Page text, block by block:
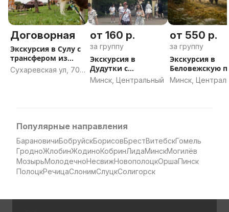
Договорная
Экскурсия в Сулу с
трансфером из
Минска
Сухаревская ул, 70,
от 160 р.
за группу
Экскурсия в
Дудутки с
трансфером из
Минска
Минск, Центральный
от 550 р.
за группу
Экскурсия в
Беловежскую
с трансфером
Минска
Минск,
Популярные направления
БарановичиБобруйскБорисовБрестВитебскГомель
ГродноЖлобинЖодиноКобринЛидаМинскМогилёв
МозырьМолодечноНесвижНовополоцкОршаПинск
ПолоцкРечицаСлонимСлуцкСолигорск